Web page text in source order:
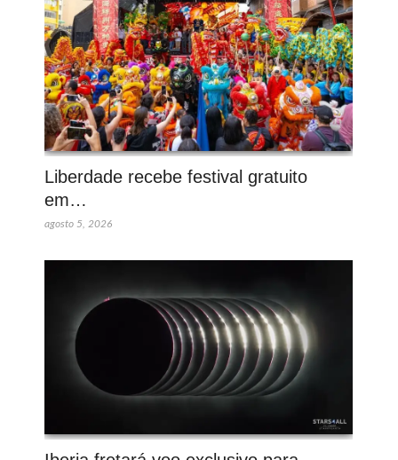
Liberdade recebe festival gratuito
em…
agosto 5, 2026